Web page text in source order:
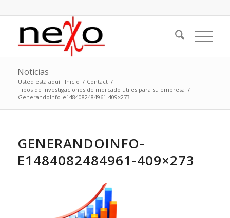
Noticias
Usted está aquí: Inicio / Contact /
Tipos de investigaciones de mercado útiles para su empresa /
GenerandoInfo-e1484082484961-409×273
GENERANDOINFO-
E1484082484961-409×273